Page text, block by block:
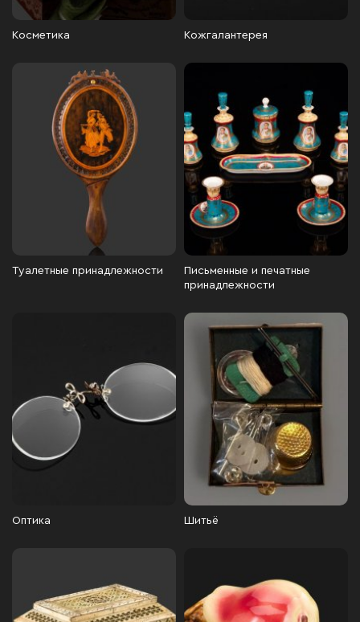
Косметика Кожгалантерея
Туалетные принадлежности
Письменные и печатные
принадлежности
Оптика Шитьё